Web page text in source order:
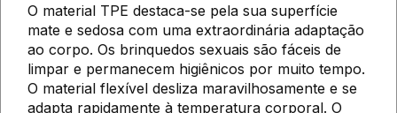
O material TPE destaca-se pela sua superfície
mate e sedosa com uma extraordinária adaptação
ao corpo. Os brinquedos sexuais são fáceis de
limpar e permanecem higiênicos por muito tempo.
O material flexível desliza maravilhosamente e se
adapta rapidamente à temperatura corporal. O